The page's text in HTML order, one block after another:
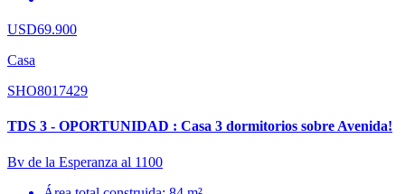
USD69.900
Casa
SHO8017429
TDS 3 - OPORTUNIDAD : Casa 3 dormitorios sobre Avenida!
Bv de la Esperanza al 1100